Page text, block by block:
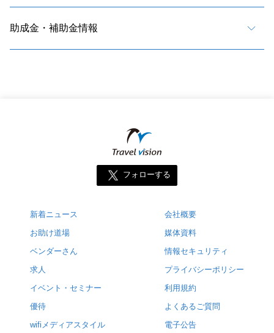
助成金・補助金情報
フォローする
新着ニュース
お助け道場
ベンダーさん
求人
イベント・セミナー
優待
wifiメディアスタイル
会社概要
媒体資料
情報セキュリティ
プライバシーポリシー
利用規約
よくあるご質問
電子公告